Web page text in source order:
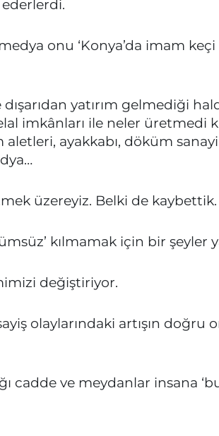
onu ‘Konya’da imam keçi
dışarıdan yatırım gelmediği
imkânları ile neler üretmedi
ayakkabı, döküm
üzereyiz. Belki de kaybettik.
kılmamak için bir şeyler
değiştiriyor.
olaylarındaki artışın doğru
cadde ve meydanlar insana